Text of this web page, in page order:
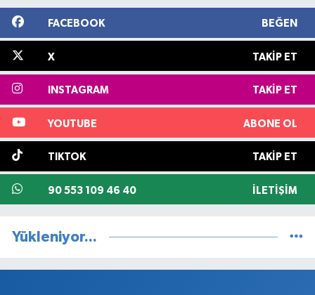
FACEBOOK BEĞEN
X TAKIP ET
INSTAGRAM TAKIP ET
YOUTUBE ABONE OL
TIKTOK TAKIP ET
90 553 109 46 40 İLETIŞIM
Yükleniyor...